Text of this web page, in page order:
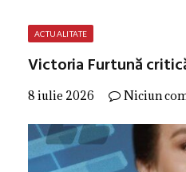
ACTUALITATE
Victoria Furtună
8 iulie 2026 Niciun